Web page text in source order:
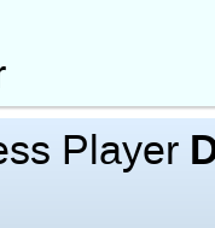
Player